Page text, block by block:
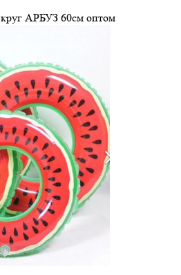
АРБУЗ 60см оптом